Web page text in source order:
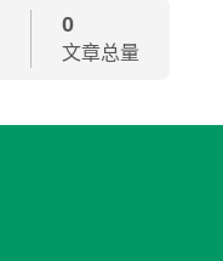
0
文章总量